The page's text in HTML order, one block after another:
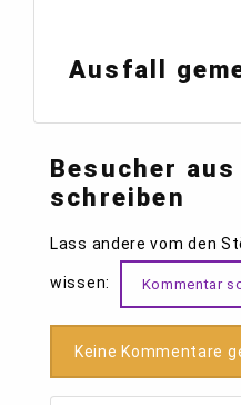
Ausfall
Besucher
schreiben
Lass andere vom den
wissen: Kommentar
Keine Kommentare